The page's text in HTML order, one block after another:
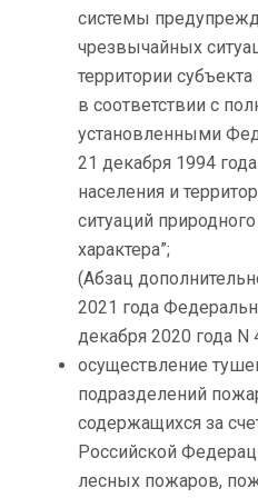
системы
чрезвычайных
территории
в соответствии с
установленными
21 декабря 1994
населения и
ситуаций
характера”;
(Абзац
2021 года
декабря 2020 года
осуществление
подразделений
содержащихся за
Российской
лесных пожаров,